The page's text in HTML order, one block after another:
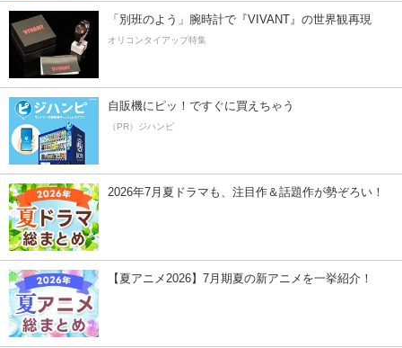
「別班のよう」腕時計で『VIVANT』の世界観再現
オリコンタイアップ特集
自販機にピッ！ですぐに買えちゃう
（PR）ジハンピ
2026年7月夏ドラマも、注目作＆話題作が勢ぞろい！
【夏アニメ2026】7月期夏の新アニメを一挙紹介！